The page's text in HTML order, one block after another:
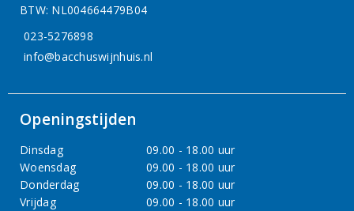
BTW: NL004664479B04
023-5276898
info@bacchuswijnhuis.nl
Openingstijden
Dinsdag
09.00 - 18.00 uur
Woensdag
09.00 - 18.00 uur
Donderdag
09.00 - 18.00 uur
Vrijdag
09.00 - 18.00 uur